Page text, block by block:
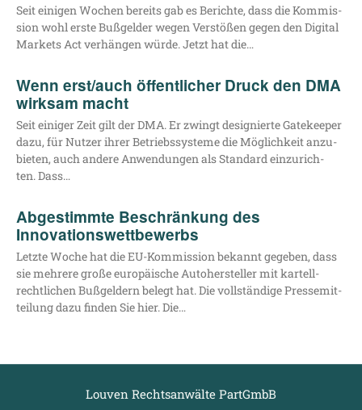
Seit eini­gen Wochen bereits gab es Berich­te, dass die Kom­mis­
si­on wohl ers­te Buß­gel­der wegen Ver­stö­ßen gegen den Digi­tal
Mar­kets Act ver­hän­gen wür­de. Jetzt hat die…
Wenn erst/​auch öffentlicher Druck den DMA
wirksam macht
Seit eini­ger Zeit gilt der DMA. Er zwingt desi­gnier­te Gate­kee­per
dazu, für Nut­zer ihrer Betriebs­sys­te­me die Mög­lich­keit anzu­
bie­ten, auch ande­re Anwen­dun­gen als Stan­dard ein­zu­rich­
ten. Dass…
Abgestimmte Beschränkung des
Innovationswettbewerbs
Letz­te Woche hat die EU-Kom­­mis­­si­on bekannt gege­ben, dass
sie meh­re­re gro­ße euro­päi­sche Auto­her­stel­ler mit kar­tell­
recht­li­chen Buß­gel­dern belegt hat. Die voll­stän­di­ge Pres­se­mit­
tei­lung dazu fin­den Sie hier. Die…
Louven Rechtsanwälte PartGmbB